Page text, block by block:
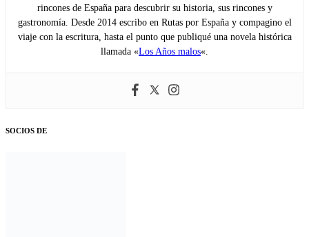
rincones de España para descubrir su historia, sus rincones y
gastronomía. Desde 2014 escribo en Rutas por España y compagino el
viaje con la escritura, hasta el punto que publiqué una novela histórica
llamada «Los Años malos«.
SOCIOS DE